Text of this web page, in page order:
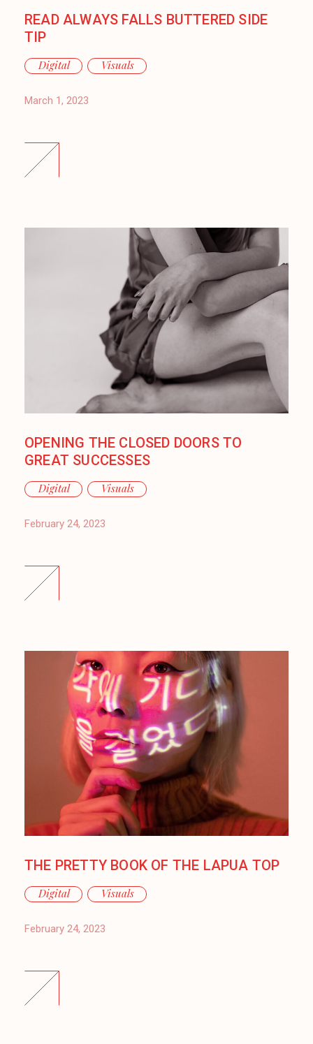
READ ALWAYS FALLS BUTTERED SIDE
TIP
Digital Visuals
March 1, 2023
OPENING THE CLOSED DOORS TO
GREAT SUCCESSES
Digital Visuals
February 24, 2023
THE PRETTY BOOK OF THE LAPUA TOP
Digital Visuals
February 24, 2023